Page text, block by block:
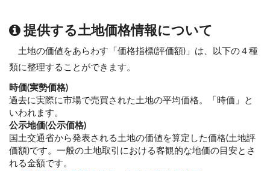
提供する土地価格情報について
土地の価値をあらわす「価格指標(評価額)」は、以下の４種
類に整理することができます。
時価(実勢価格)
過去に実際に市場で売買された土地の平均価格。「時価」と
いわれます。
公示地価(公示価格)
国土交通省から発表される土地の価値を算定した価格(土地評
価額)です。一般の土地取引における客観的な地価の目安とさ
れる金額です。